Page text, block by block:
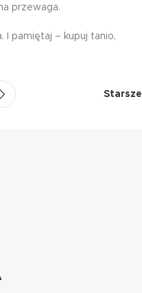
przewaga.
I pamiętaj – kupuj tanio,
Starsze